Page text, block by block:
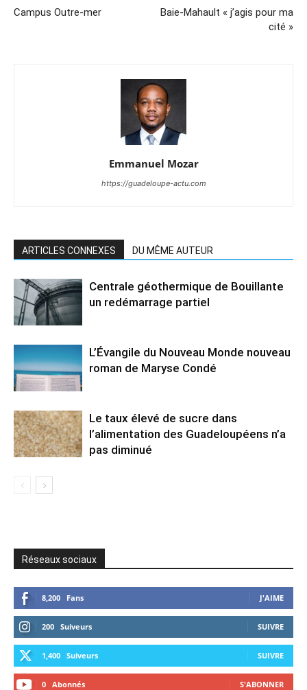
Campus Outre-mer
Baie-Mahault « j’agis pour ma
cité »
Emmanuel Mozar
https://guadeloupe-actu.com
ARTICLES CONNEXES DU MÊME AUTEUR
Centrale géothermique de Bouillante
un redémarrage partiel
L’Évangile du Nouveau Monde nouveau
roman de Maryse Condé
Le taux élevé de sucre dans
l’alimentation des Guadeloupéens n’a
pas diminué
Réseaux sociaux
8,200 Fans J'AIME
200 Suiveurs SUIVRE
1,400 Suiveurs SUIVRE
0 Abonnés S'ABONNER